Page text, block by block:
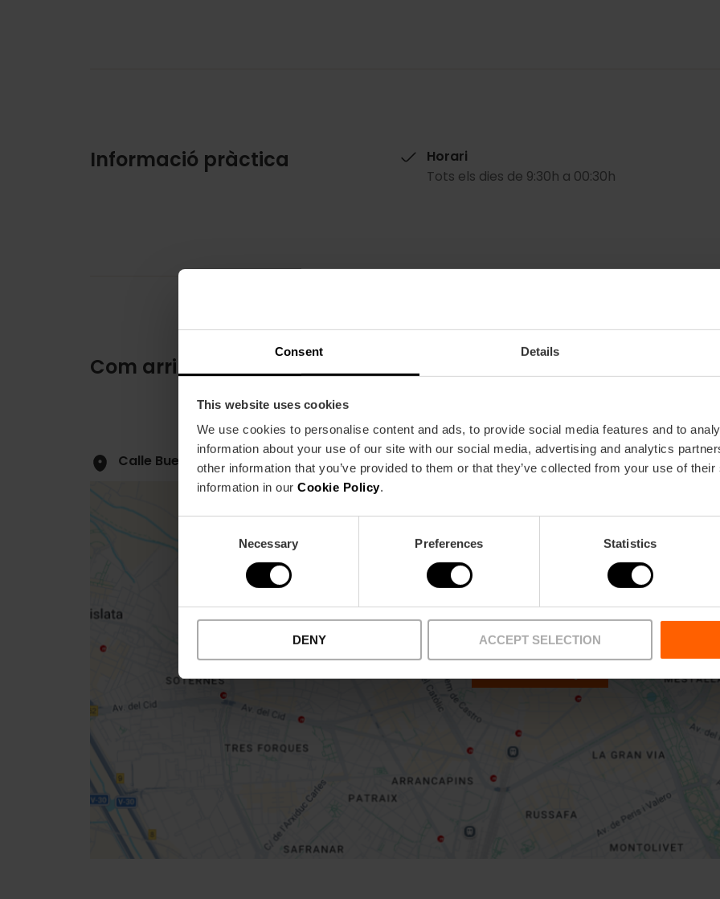
Consent Details
This website uses cookies
We use cookies to personalise content and ads, to provide social media features and to
information about your use of our site with our social media, advertising and analytics
other information that you’ve provided to them or that they’ve collected from your use of
information in our Cookie Policy.
Necessary Preferences Statistics
DENY ACCEPT SELECTION
Informació pràctica
Horari
Tots els dies de 9:30h a 00:30h
Com arribar
Calle Buen Orden, 19 46008 València
Direccions
sidebar